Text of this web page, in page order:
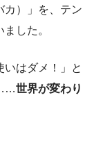
カ）」を、テン
した。
いはダメ！」と
世界が変わり